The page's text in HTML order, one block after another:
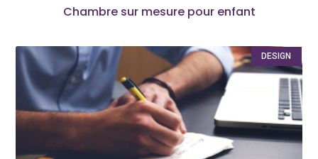
Chambre sur mesure pour enfant
DESIGN